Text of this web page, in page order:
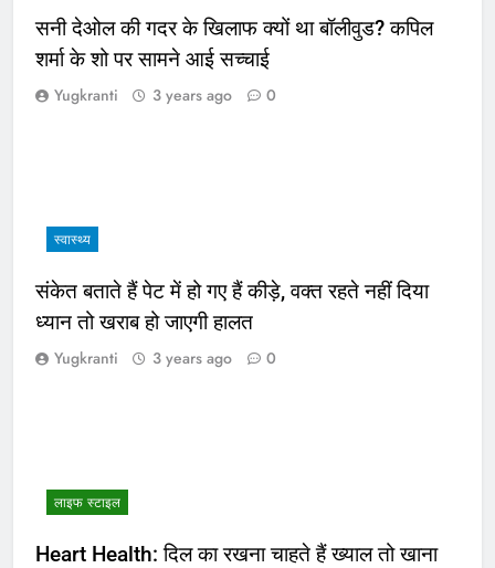
सनी देओल की गदर के खिलाफ क्यों था बॉलीवुड? कपिल
शर्मा के शो पर सामने आई सच्चाई
Yugkranti 3 years ago 0
स्वास्थ्य
संकेत बताते हैं पेट में हो गए हैं कीड़े, वक्त रहते नहीं दिया
ध्यान तो खराब हो जाएगी हालत
Yugkranti 3 years ago 0
लाइफ स्टाइल
Heart Health: दिल का रखना चाहते हैं ख्याल तो खाना